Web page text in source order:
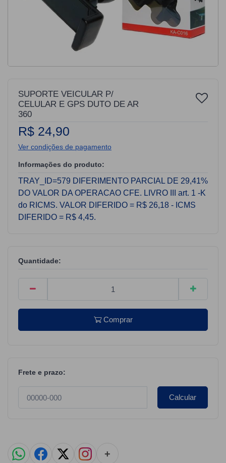
SUPORTE VEICULAR P/
CELULAR E GPS DUTO DE AR
360
R$ 24,90
Ver condições de pagamento
Informações do produto:
TRAY_ID=579 DIFERIMENTO PARCIAL DE 29,41%
DO VALOR DA OPERACAO CFE. LIVRO III art. 1 -K
do RICMS. VALOR DIFERIDO = R$ 26,18 - ICMS
DIFERIDO = R$ 4,45.
Quantidade:
Comprar
Frete e prazo:
Calcular
+